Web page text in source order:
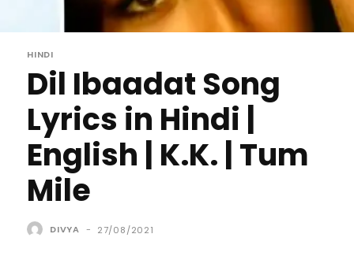
HINDI
Dil Ibaadat Song
Lyrics in Hindi |
English | K.K. | Tum
Mile
DIVYA - 27/08/2021